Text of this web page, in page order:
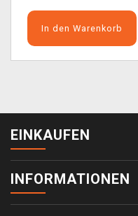
In den Warenkorb
EINKAUFEN
INFORMATIONEN